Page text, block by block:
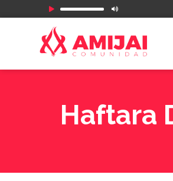
Reproductor
de
audio
Haftara